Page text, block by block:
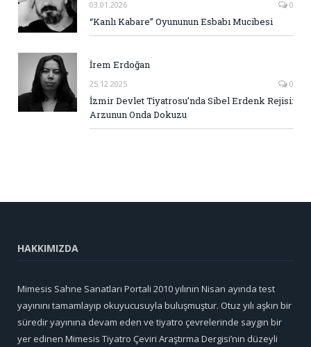
03.01.2026 0
“Kanlı Kabare” Oyununun Esbabı Mucibesi
İrem Erdoğan
25.12.2025 0
İzmir Devlet Tiyatrosu’nda Sibel Erdenk Rejisi:
Arzunun Onda Dokuzu
HAKKIMIZDA
Mimesis Sahne Sanatları Portali 2010 yılının Nisan ayında test
yayınını tamamlayıp okuyucusuyla buluşmuştur. Otuz yılı aşkın bir
süredir yayınına devam eden ve tiyatro çevrelerinde saygın bir
yer edinen Mimesis Tiyatro Çeviri Araştırma Dergisi’nin düzeyli